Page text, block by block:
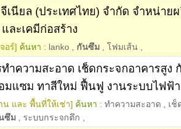
เนียล (ประเทศไทย) จำกัด จำหน่า
ละเคมีก่อสร้าง
อร์] ค้นหา : lanko กันซึม โฟมเส้น
ำความสะอาด เช็ดกระจกอาคารสูง
มแซม ทาสีใหม่ ฟื้นฟู งานระบบไฟฟ้
น และ พื้นที่ให้เช่า] ค้นหา : ทำความสะอาด
เช็
ซึม ระบบกระจกตึก